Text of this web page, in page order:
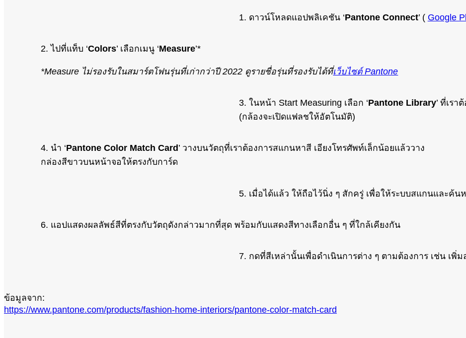
1. ดาวน์โหลดแอปพลิเคชัน ‘Pantone Connect’ ( Google
2. ไปที่แท็บ ‘Colors’ เลือกเมนู ‘Measure’*
*Measure ไม่รองรับในสมาร์ตโฟนรุ่นที่เก่ากว่าปี 2022 ดูรายชื่อรุ่นที่รองรับได้ที่เว็บไซต์ Pantone
3. ในหน้า Start Measuring เลือก ‘Pantone Library’ ที่เรา
(กล้องจะเปิดแฟลชให้อัตโนมัติ)
4. นำ ‘Pantone Color Match Card ’ วางบนวัตถุที่เราต้องการสแกนหาสี เอียงโทรศัพท์เล็กน้อยแล้ววาง
กล่องสีขาวบนหน้าจอให้ตรงกับการ์ด
5. เมื่อได้แล้ว ให้ถือไว้นิ่ง ๆ สักครู่ เพื่อให้ระบบสแกนและค้น
6. แอปแสดงผลลัพธ์สีที่ตรงกับวัตถุดังกล่าวมากที่สุด พร้อมกับแสดงสีทางเลือกอื่น ๆ ที่ใกล้เคียงกัน
7. กดที่สีเหล่านั้นเพื่อดำเนินการต่าง ๆ ตามต้องการ เช่น เพิ่
ข้อมูลจาก:
https://www.pantone.com/products/fashion-home-interiors/pantone-color-match-card